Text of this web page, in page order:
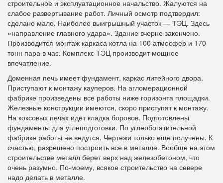
строительное и эксплуатационное начальство. Жалуются на
слабое развертывание работ. Личный осмотр подтвердил:
сделано мало. Наиболее выигрышный участок — ТЭЦ. Здесь
«направление главного удара». Здание вчерне закончено.
Производится монтаж каркаса котла на 100 атмосфер и 170
тонн пара в час. Комплекс ТЭЦ производит мощное
впечатление.
Доменная печь имеет фундамент, каркас литейного двора.
Приступают к монтажу кауперов. На агломерационной
фабрике произведены все работы ниже горизонта площадки.
Железные конструкции имеются, скоро приступят к монтажу.
На коксовых печах идет кладка боровов. Подготовлены
фундаменты для углеподготовки. По углеобогатительной
фабрике работы не ведутся. Чертежи только еще получены. К
счастью, разрешено построить все в металле. Вообще на этом
строительстве металл берет верх над железобетоном, что
очень разумно. По-моему, всякое строительство на севере
надо делать в металле.